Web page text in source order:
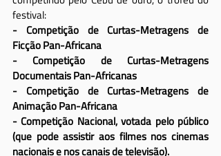
festival:
- Competição de Curtas-Metragens de
Ficção Pan-Africana
- Competição de Curtas-Metragens
Documentais Pan-Africanas
- Competição de Curtas-Metragens de
Animação Pan-Africana
- Competição Nacional, votada pelo público
(que pode assistir aos filmes nos cinemas
nacionais e nos canais de televisão).